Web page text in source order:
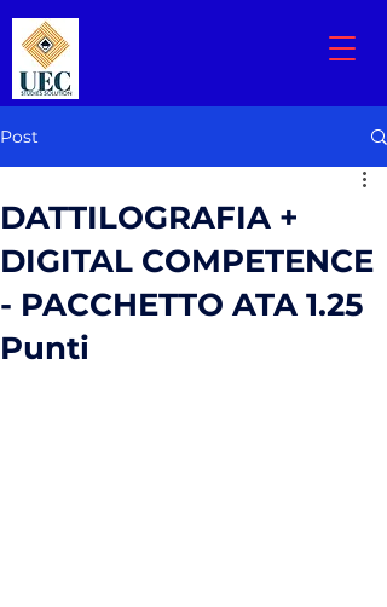
Post
DATTILOGRAFIA +
DIGITAL COMPETENCE
- PACCHETTO ATA 1.25
Punti